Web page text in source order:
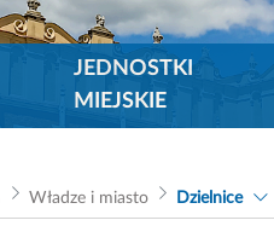
JEDNOSTKI
MIEJSKIE
Władze i miasto Dzielnice